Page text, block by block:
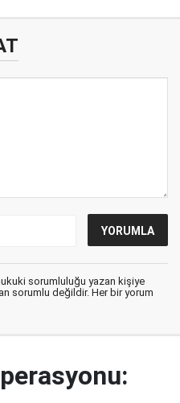
sorumluluğu yazan kişiye
sorumlu değildir. Her bir yorum